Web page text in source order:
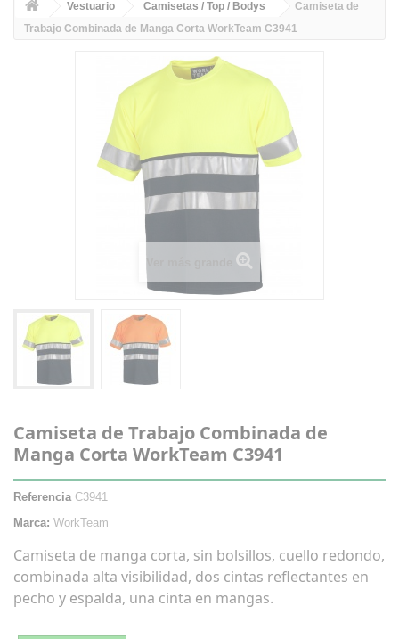
Vestuario Camisetas / Top / Bodys
Camiseta de
Trabajo Combinada de Manga Corta WorkTeam C3941
Camiseta de Trabajo Combinada de
Manga Corta WorkTeam C3941
Referencia C3941
Marca: WorkTeam
Camiseta de manga corta, sin bolsillos, cuello redondo,
combinada alta visibilidad, dos cintas reflectantes en
pecho y espalda, una cinta en mangas.